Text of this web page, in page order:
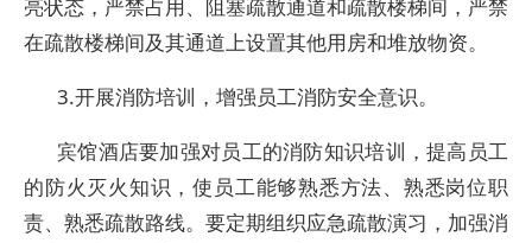
亮状态，严禁占用、阻塞疏散通道和疏散楼梯间，严禁
在疏散楼梯间及其通道上设置其他用房和堆放物资。
3.开展消防培训，增强员工消防安全意识。
宾馆酒店要加强对员工的消防知识培训，提高员工
的防火灭火知识，使员工能够熟悉方法、熟悉岗位职
责、熟悉疏散路线。要定期组织应急疏散演习，加强消